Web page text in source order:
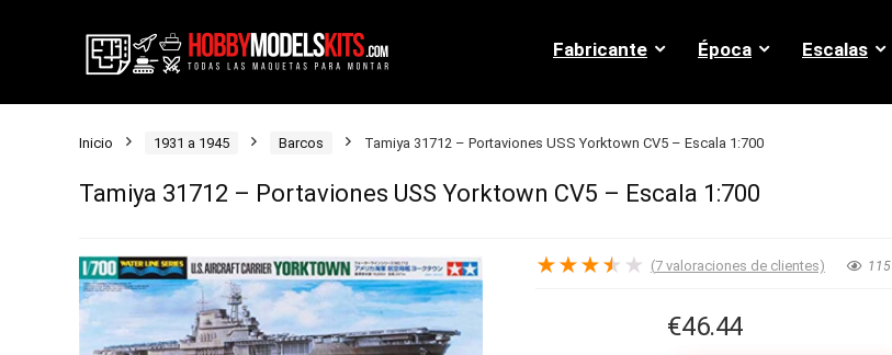
Fabricante Época Escalas
Inicio 1931 a 1945 Barcos Tamiya 31712 – Portaviones USS Yorktown CV5 – Escala 1:700
Tamiya 31712 – Portaviones USS Yorktown CV5 – Escala 1:700
★★★★ ★ (7valoraciones de clientes) 115
€46.44